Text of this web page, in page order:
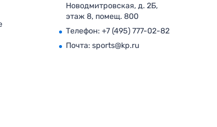
Новодмитровская, д. 2Б,
этаж 8, помещ. 800
Телефон: +7 (495) 777-02-82
Почта: sports@kp.ru